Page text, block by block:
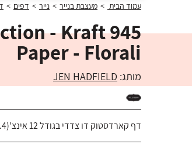
עמוד הבית > מעצבת בנייר > נייר > דפים >
- Kraft
Paper - Florali
מותג: JEN HADFIELD
דף קארדסטוק דו צדדי בגודל 12 אינצ'(30.4 ס''מ)